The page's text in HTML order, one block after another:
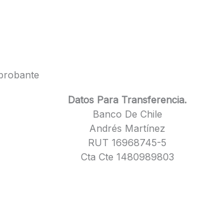
Datos Para Transferencia.
Banco De Chile
Andrés Martínez
RUT 16968745-5
Cta Cte 1480989803